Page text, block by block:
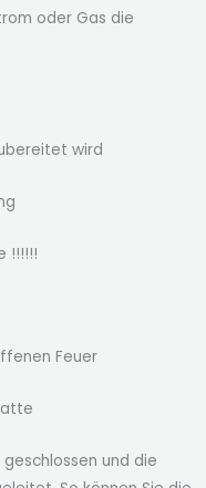
oder Gas die
wird
!!!!!!
Feuer
und die